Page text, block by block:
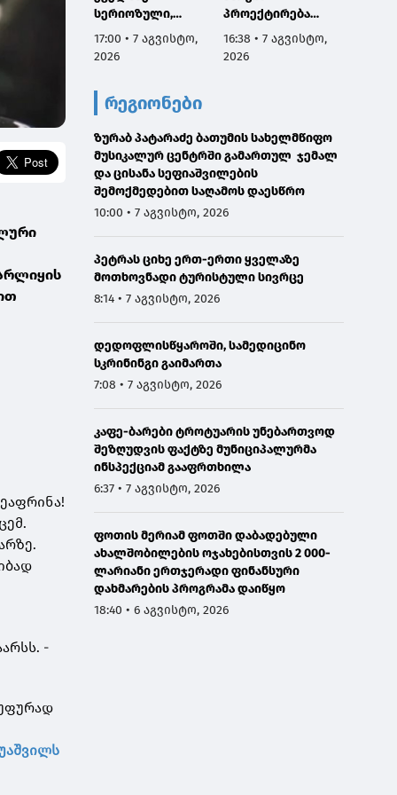
-
სერიოზული,
ოფიციალური
განცხადება ჩემგან
კიდევ ერთხელ
გთხოვთ,
დამეხმარეთ
გაზიარებაში"
17:00 • 7 აგვისტო,
2026
პროექტირება
იწყება
16:38 • 7 აგვისტო,
2026
რეგიონები
ზურაბ პატარაძე ბათუმის სახელმწიფო
მუსიკალურ ცენტრში გამართულ ჯემალ
და ცისანა სეფიაშვილების
შემოქმედებით საღამოს დაესწრო
10:00 • 7 აგვისტო, 2026
პეტრას ციხე ერთ-ერთი ყველაზე
მოთხოვნადი ტურისტული სივრცე
8:14 • 7 აგვისტო, 2026
დედოფლისწყაროში, სამედიცინო
სკრინინგი გაიმართა
7:08 • 7 აგვისტო, 2026
კაფე-ბარები ტროტუარის უნებართვოდ
შეზღუდვის ფაქტზე მუნიციპალურმა
ინსპექციამ გააფრთხილა
6:37 • 7 აგვისტო, 2026
ფოთის მერიამ ფოთში დაბადებული
ახალშობილების ოჯახებისთვის 2 000-
ლარიანი ერთჯერადი ფინანსური
დახმარების პროგრამა დაიწყო
18:40 • 6 აგვისტო, 2026